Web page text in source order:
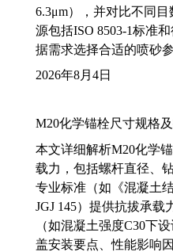
6.3μm），并对比不同
源包括ISO 8503-1标准
据需求选择合适的喷砂参
2026年8月4日
M20化学锚栓尺寸规格
本文详细解析M20化学
载力，包括螺杆直径、
专业标准（如《混凝土
JGJ 145）提供抗拔承载
（如混凝土强度C30下
盖安装要点、性能影响